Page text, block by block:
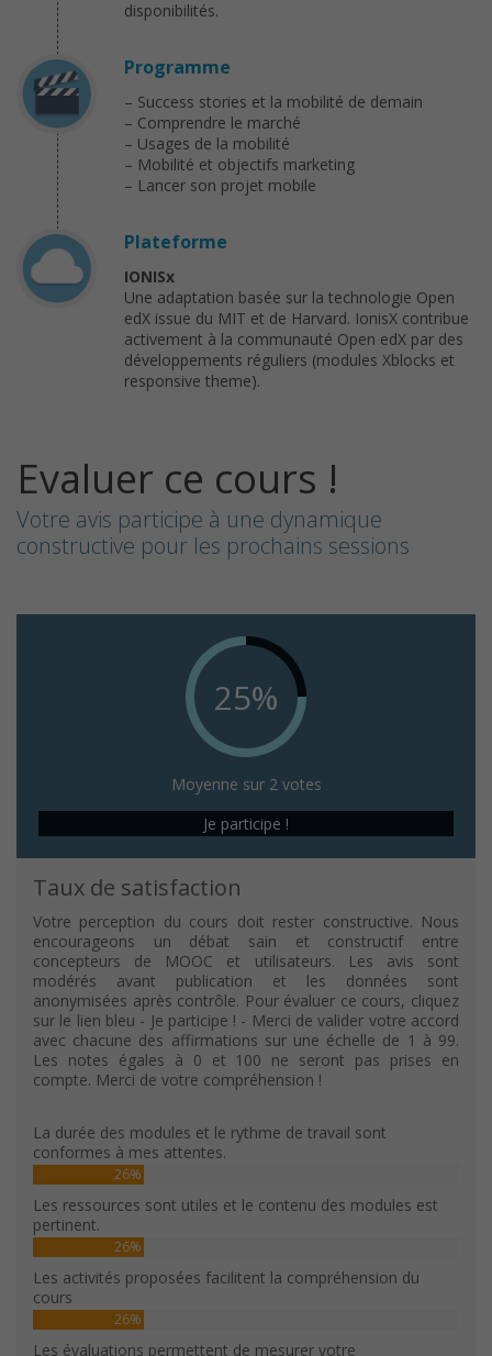
disponibilités.
Programme
– Success stories et la mobilité de demain
– Comprendre le marché
– Usages de la mobilité
– Mobilité et objectifs marketing
– Lancer son projet mobile
Plateforme
IONISx
Une adaptation basée sur la technologie Open
edX issue du MIT et de Harvard. IonisX contribue
activement à la communauté Open edX par des
développements réguliers (modules Xblocks et
responsive theme).
Evaluer ce cours !
Votre avis participe à une dynamique
constructive pour les prochains sessions
25%
Moyenne sur 2 votes
Je participe !
Taux de satisfaction
Votre perception du cours doit rester constructive. Nous
encourageons un débat sain et constructif entre
concepteurs de MOOC et utilisateurs. Les avis sont
modérés avant publication et les données sont
anonymisées après contrôle. Pour évaluer ce cours, cliquez
sur le lien bleu - Je participe ! - Merci de valider votre accord
avec chacune des affirmations sur une échelle de 1 à 99.
Les notes égales à 0 et 100 ne seront pas prises en
compte. Merci de votre compréhension !
La durée des modules et le rythme de travail sont
conformes à mes attentes.
26%
Les ressources sont utiles et le contenu des modules est
pertinent.
26%
Les activités proposées facilitent la compréhension du
cours
26%
Les évaluations permettent de mesurer votre